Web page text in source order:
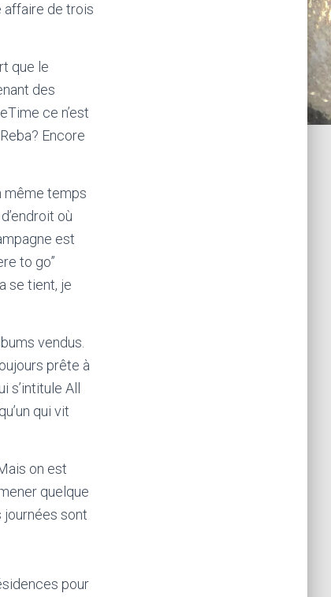
affaire de trois
que le
des
ce n’est
Encore
même temps
où
est
to go”
se tient, je
vendus.
prête à
s’intitule All
qui vit
on est
quelque
journées sont
pour